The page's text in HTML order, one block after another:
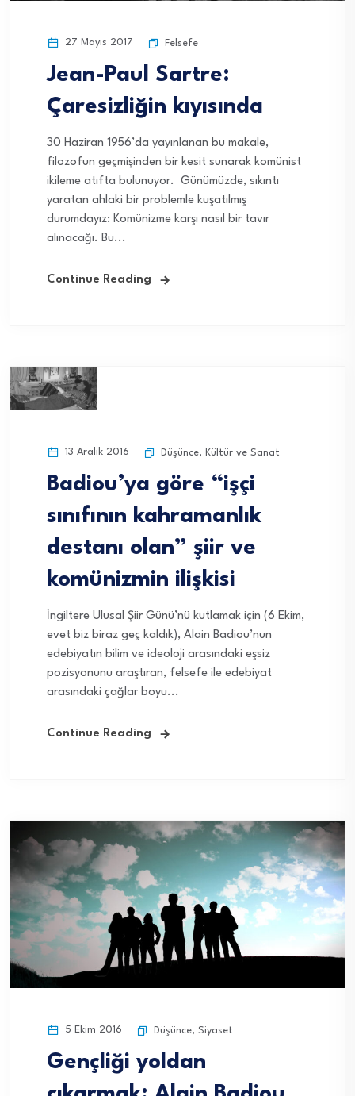
27 Mayıs 2017 Felsefe
Jean-Paul Sartre:
Çaresizliğin kıyısında
30 Haziran 1956’da yayınlanan bu makale,
filozofun geçmişinden bir kesit sunarak komünist
ikileme atıfta bulunuyor. Günümüzde, sıkıntı
yaratan ahlaki bir problemle kuşatılmış
durumdayız: Komünizme karşı nasıl bir tavır
alınacağı. Bu...
Continue Reading
13 Aralık 2016 Düşünce, Kültür ve Sanat
Badiou’ya göre “işçi
sınıfının kahramanlık
destanı olan” şiir ve
komünizmin ilişkisi
İngiltere Ulusal Şiir Günü’nü kutlamak için (6 Ekim,
evet biz biraz geç kaldık), Alain Badiou’nun
edebiyatın bilim ve ideoloji arasındaki eşsiz
pozisyonunu araştıran, felsefe ile edebiyat
arasındaki çağlar boyu...
Continue Reading
5 Ekim 2016 Düşünce, Siyaset
Gençliği yoldan